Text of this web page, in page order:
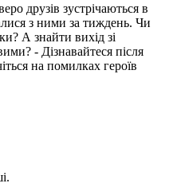
друзів зустрічаються в
з ними за тиждень. Чи
А знайти вихід зі
- Дізнавайтеся після
на помилках героїв